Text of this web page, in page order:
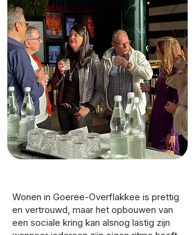
Wonen in Goeree-Overflakkee is prettig
en vertrouwd, maar het opbouwen van
een sociale kring kan alsnog lastig zijn